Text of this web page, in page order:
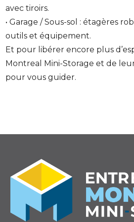
avec tiroirs.
• Garage / Sous-sol : étagères
outils et équipement.
Et pour libérer encore plus
Montreal Mini-Storage et de
pour vous guider.